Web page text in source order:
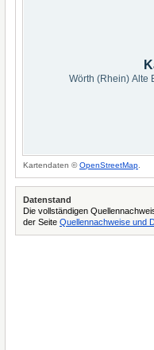
Wörth (Rhein) Alte
Kartendaten ©OpenStreetMap
Datenstand
Die vollständigen
der Seite Quellennachweise und